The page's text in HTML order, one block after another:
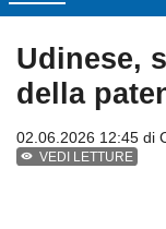
Udinese,
della
02.06.2026 12:45 di
VEDI LETTURE